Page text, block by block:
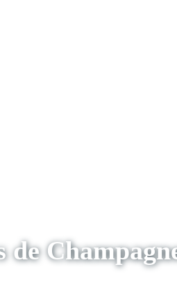
de